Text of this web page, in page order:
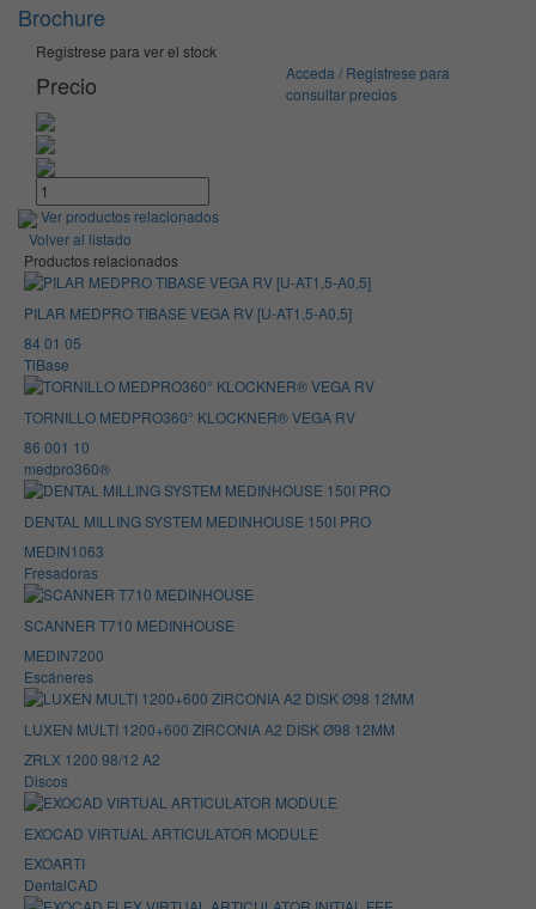
Brochure
Registrese para ver el stock
Precio
Acceda / Registrese para
consultar precios
Ver productos relacionados
Volver al listado
Productos relacionados
PILAR MEDPRO TIBASE VEGA RV [U-AT1,5-A0,5]
84 01 05
TiBase
TORNILLO MEDPRO360° KLOCKNER® VEGA RV
86 001 10
medpro360®
DENTAL MILLING SYSTEM MEDINHOUSE 150I PRO
MEDIN1063
Fresadoras
SCANNER T710 MEDINHOUSE
MEDIN7200
Escáneres
LUXEN MULTI 1200+600 ZIRCONIA A2 DISK Ø98 12MM
ZRLX 1200 98/12 A2
Discos
EXOCAD VIRTUAL ARTICULATOR MODULE
EXOARTI
DentalCAD